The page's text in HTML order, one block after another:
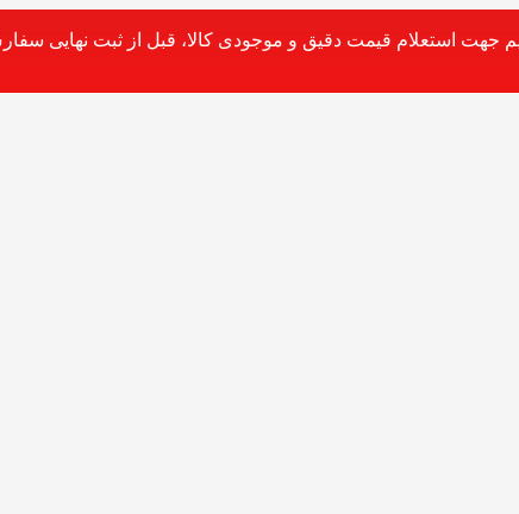
جهت استعلام قیمت دقیق و موجودی کالا، قبل از ثبت نهایی